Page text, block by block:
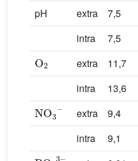
pH extra 7,5
intra
7,5
O2
extra 11,7
intra
13,6
NO3−
extra 9,4
intra
9,1
PO43−